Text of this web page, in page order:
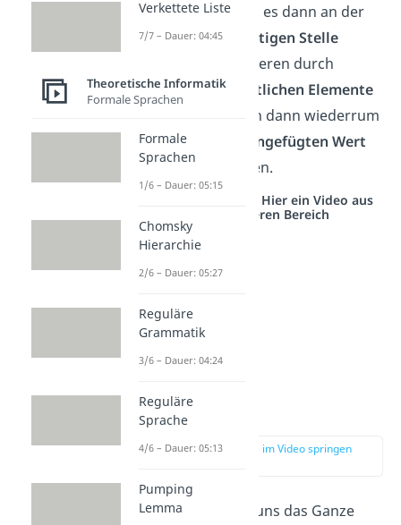
Elementundsetzt
es dann an der
entsprechend
richtigen Stelle
– „Sortieren durch
Einfügen“. Die
restlichen Elemente
des Arrays müssen dann wiederrum
hinter dem neu eingefügten Wert
verschoben
werden.
Studyflix vernetzt: Hier ein Video aus
einem anderen Bereich
Beispiel
zur Stelle im Video springen
Aber schauen wir uns das Ganze
Verkettete Liste
7/7 – Dauer: 04:45
Theoretische Informatik
Formale Sprachen
Formale
Sprachen
1/6 – Dauer: 05:15
Chomsky
Hierarchie
2/6 – Dauer: 05:27
Reguläre
Grammatik
3/6 – Dauer: 04:24
Reguläre
Sprache
4/6 – Dauer: 05:13
Pumping
Lemma